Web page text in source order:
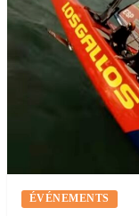
ÉVÉNEMENTS